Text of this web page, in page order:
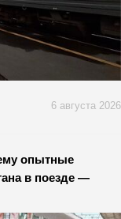
6 августа 2026
опытные
в поезде —